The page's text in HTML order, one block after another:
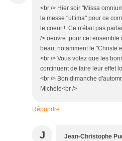
<br /> Hier soir "Missa
la messe "ultima" pour ce
le coeur ! Ce n'était pas
/> oeuvre pour cet ensemble
beau, notamment le "Christe
<br /> Vous votez que les
continuent de faire leur effet
<br /> Bon dimanche
Michèle<br />
Répondre
J Jean-Christophe